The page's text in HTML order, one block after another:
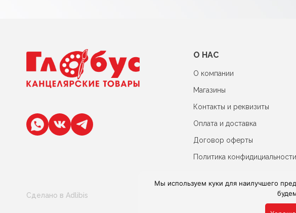
О НАС
О компании
Магазины
Контакты и реквизиты
Оплата и доставка
Договор оферты
Политика конфидициальности
Сделано в Adlibis
Мы используем куки для наилучшего